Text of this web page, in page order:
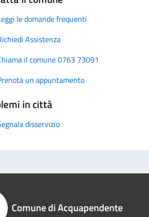
le domande frequenti
Assistenza
il comune 0763 73091
un appuntamento
in città
disservizio
Comune di Acquapendente